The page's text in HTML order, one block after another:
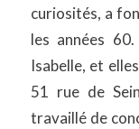
curiosités, a
les années
Isabelle, et
51 rue de
travaillé de